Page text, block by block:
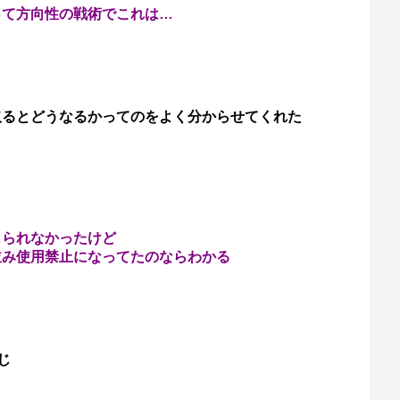
方向性の戦術でこれは…
とどうなるかってのをよく分からせてくれた
れなかったけど
使用禁止になってたのならわかる